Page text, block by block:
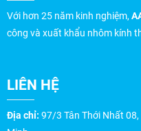
Với hơn 25 năm kinh nghiệm,
công và xuất khẩu nhôm kính
LIÊN HỆ
Địa chỉ: 97/3 Tân Thới Nhất 08,